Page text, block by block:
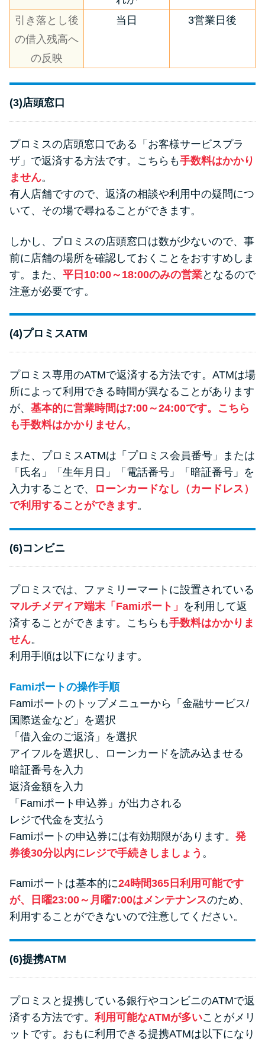
引き落とし後
の借入残高へ
の反映
当日 3営業日後
(3)店頭窓口
プロミスの店頭窓口である「お客様サービスプラ
ザ」で返済する方法です。こちらも手数料はかかり
ません。
有人店舗ですので、返済の相談や利用中の疑問につ
いて、その場で尋ねることができます。
しかし、プロミスの店頭窓口は数が少ないので、事
前に店舗の場所を確認しておくことをおすすめしま
す。また、 平日10:00～18:00のみの営業となるので
注意が必要です。
(4)プロミスATM
プロミス専用のATMで返済する方法です。ATMは場
所によって利用できる時間が異なることがあります
が、 基本的に営業時間は7:00～24:00です。こちら
も手数料はかかりません。
また、プロミスATMは「プロミス会員番号」または
「氏名」「生年月日」「電話番号」「暗証番号」を
入力することで、
ローンカードなし（カードレス）
で利用することができます。
(6)コンビニ
プロミスでは、ファミリーマートに設置されている
マルチメディア端末「Famiポート」 を利用して返
済することができます。こちらも手数料はかかりま
せん。
利用手順は以下になります。
Famiポートの操作手順
Famiポートのトップメニューから「金融サービス/
国際送金など」を選択
「借入金のご返済」を選択
アイフルを選択し、ローンカードを読み込ませる
暗証番号を入力
返済金額を入力
「Famiポート申込券」が出力される
レジで代金を支払う
Famiポートの申込券には有効期限があります。 発
券後30分以内にレジで手続きしましょう 。
Famiポートは基本的に24時間365日利用可能です
が、日曜23:00～月曜7:00はメンテナンスのため、
利用することができないので注意してください。
(6)提携ATM
プロミスと提携している銀行やコンビニのATMで返
済する方法です。 利用可能なATMが多いことがメリ
ットです。おもに利用できる提携ATMは以下になり